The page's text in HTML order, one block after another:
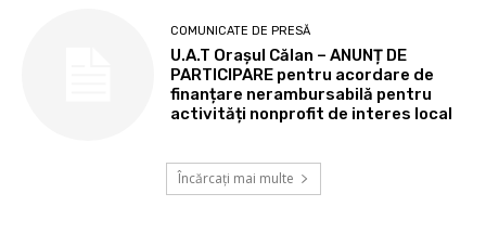
COMUNICATE DE PRESĂ
U.A.T Orașul Călan – ANUNȚ DE
PARTICIPARE pentru acordare de
finanțare nerambursabilă pentru
activități nonprofit de interes local
Încărcați mai multe